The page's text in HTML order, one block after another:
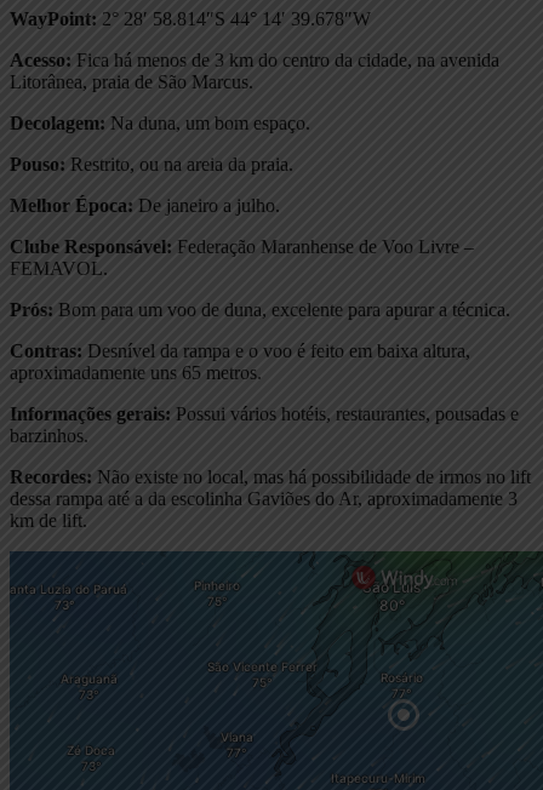
WayPoint: 2° 28′ 58.814″S 44° 14′ 39.678″W
Acesso: Fica há menos de 3 km do centro da cidade, na avenida
Litorânea, praia de São Marcus.
Decolagem: Na duna, um bom espaço.
Pouso: Restrito, ou na areia da praia.
Melhor Época: De janeiro a julho.
Clube Responsável: Federação Maranhense de Voo Livre –
FEMAVOL.
Prós: Bom para um voo de duna, excelente para apurar a técnica.
Contras: Desnível da rampa e o voo é feito em baixa altura,
aproximadamente uns 65 metros.
Informações gerais: Possui vários hotéis, restaurantes, pousadas e
barzinhos.
Recordes: Não existe no local, mas há possibilidade de irmos no lift
dessa rampa até a da escolinha Gaviões do Ar, aproximadamente 3
km de lift.